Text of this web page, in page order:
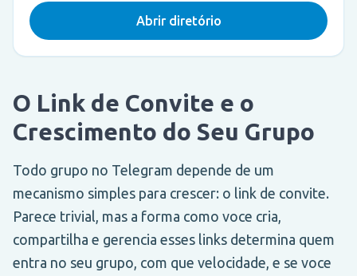
Abrir diretório
O Link de Convite e o
Crescimento do Seu Grupo
Todo grupo no Telegram depende de um
mecanismo simples para crescer: o link de convite.
Parece trivial, mas a forma como voce cria,
compartilha e gerencia esses links determina quem
entra no seu grupo, com que velocidade, e se voce